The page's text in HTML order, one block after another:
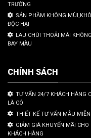
TRƯỜNG
SẢN PHẦM KHÔNG
ĐỘC HẠI
LAU CHÙI THOẢI MÁI
BAY MÀU
CHÍNH SÁCH
TƯ VẤN 24/7 KHÁCH HÀNG
LÀ CÓ
THIẾT KẾ TƯ VẤN MẪU MIỄN
GIẢM GIÁ KHUYẾN MÃI CHO
KHÁCH HÀNG